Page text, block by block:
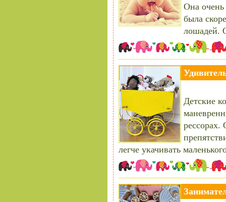
Она очень
была
лошадей.
Детские
рессорах.
легче укачивать